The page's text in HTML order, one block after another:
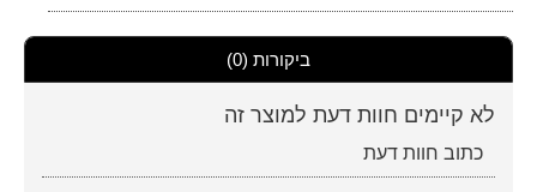
ביקורות (0)
לא קיימים חוות דעת למוצר זה
כתוב חוות דעת